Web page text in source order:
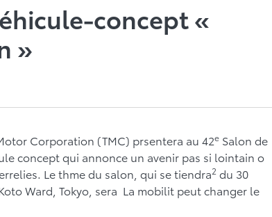
concept «
»
Corporation (TMC) prsentera au 42e Salon de
concept qui annonce un avenir pas si lointain o
Le thme du salon, qui se tiendra2 du 30
Ward, Tokyo, sera La mobilit peut changer le